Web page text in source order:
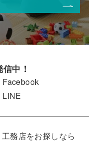
中！
Facebook
LINE
務店をお探しなら